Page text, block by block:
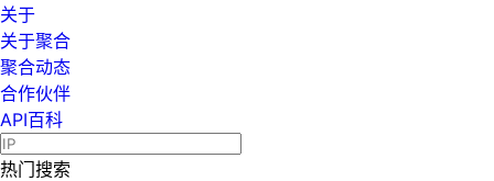
关于
关于聚合
聚合动态
合作伙伴
API百科
热门搜索